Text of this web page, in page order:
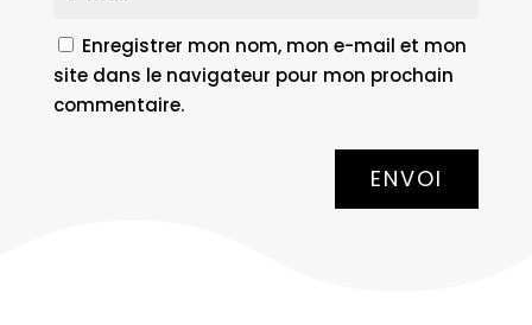
Enregistrer mon nom, mon e-mail et mon
site dans le navigateur pour mon prochain
commentaire.
ENVOI